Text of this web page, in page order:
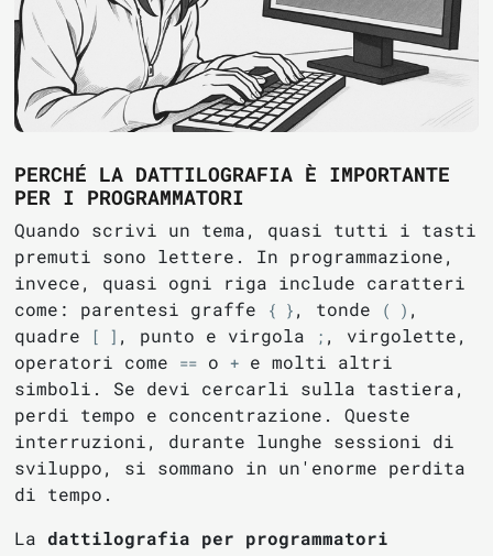
PERCHÉ LA DATTILOGRAFIA È IMPORTANTE
PER I PROGRAMMATORI
Quando scrivi un tema, quasi tutti i tasti
premuti sono lettere. In programmazione,
invece, quasi ogni riga include caratteri
come: parentesi graffe
{ } , tonde ( ) ,
quadre
[ ] , punto e virgola ; , virgolette,
operatori come == o+ e molti altri
simboli. Se devi cercarli sulla tastiera,
perdi tempo e concentrazione. Queste
interruzioni, durante lunghe sessioni di
sviluppo, si sommano in un'enorme perdita
di tempo.
La dattilografia per programmatori